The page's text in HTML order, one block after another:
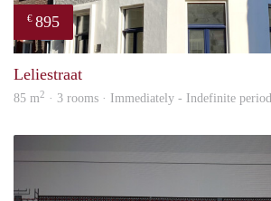
€ 895
Leliestraat
85 m2 · 3 rooms · Immediately - Indefinite period